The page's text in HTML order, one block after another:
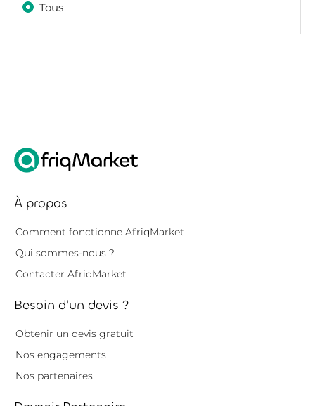
Tous
À propos
Comment fonctionne AfriqMarket
Qui sommes-nous ?
Contacter AfriqMarket
Besoin d'un devis ?
Obtenir un devis gratuit
Nos engagements
Nos partenaires